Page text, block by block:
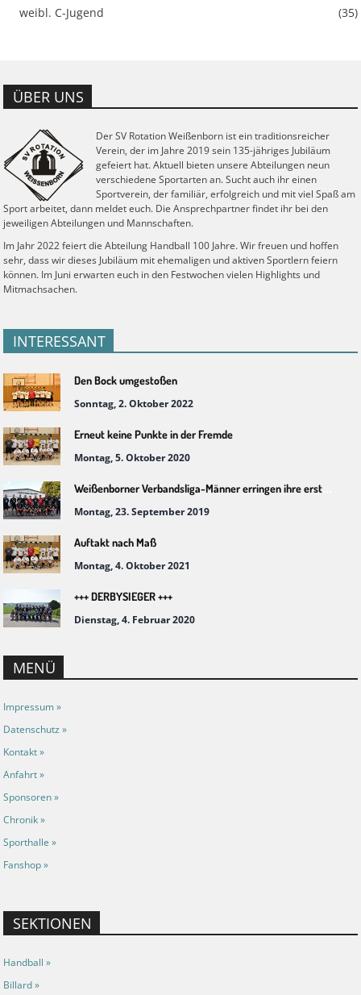
weibl. C-Jugend
(35)
ÜBER UNS
Der SV Rotation Weißenborn ist ein traditionsreicher
Verein, der im Jahre 2019 sein 135-jähriges Jubiläum
gefeiert hat. Aktuell bieten unsere Abteilungen neun
verschiedene Sportarten an. Sucht auch ihr einen
Sportverein, der familiär, erfolgreich und mit viel Spaß am
Sport arbeitet, dann meldet euch. Die Ansprechpartner findet ihr bei den
jeweiligen Abteilungen und Mannschaften.
Im Jahr 2022 feiert die Abteilung Handball 100 Jahre. Wir freuen und hoffen
sehr, dass wir dieses Jubiläum mit ehemaligen und aktiven Sportlern feiern
können. Im Juni erwarten euch in den Festwochen vielen Highlights und
Mitmachsachen.
INTERESSANT
Den Bock umgestoßen
Sonntag, 2. Oktober 2022
Erneut keine Punkte in der Fremde
Montag, 5. Oktober 2020
Montag, 23. September 2019
Auftakt nach Maß
Montag, 4. Oktober 2021
+++ DERBYSIEGER +++
Dienstag, 4. Februar 2020
MENÜ
Impressum »
Datenschutz »
Kontakt »
Anfahrt »
Sponsoren »
Chronik »
Sporthalle »
Fanshop »
SEKTIONEN
Handball »
Billard »